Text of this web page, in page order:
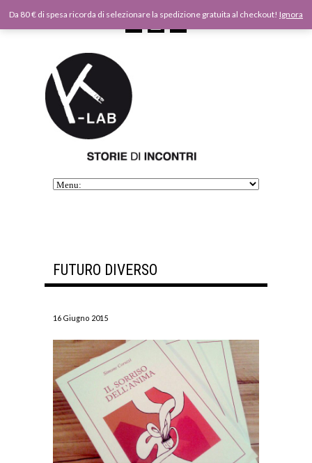
FUTURO DIVERSO
16 Giugno 2015
Da 80 € di spesa ricorda di selezionare la spedizione gratuita al checkout! Ignora